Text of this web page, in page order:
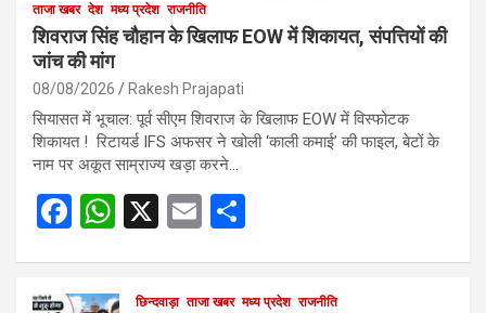
ताजा खबर देश मध्य प्रदेश राजनीति
शिवराज सिंह चौहान के खिलाफ EOW में शिकायत, संपत्तियों की
जांच की मांग
08/08/2026 Rakesh Prajapati
सियासत में भूचाल: पूर्व सीएम शिवराज के खिलाफ EOW में विस्फोटक
शिकायत ! रिटायर्ड IFS अफसर ने खोली ‘काली कमाई’ की फाइल, बेटों के
नाम पर अकूत साम्राज्य खड़ा करने…
F
W X
E
छिन्दवाड़ा ताजा खबर मध्य प्रदेश राजनीति